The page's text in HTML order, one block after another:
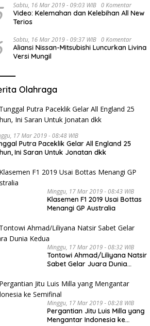
Sabtu, 16 Mar 2019 - 09:03 WIB 0 Komentar
Video: Kelemahan dan Kelebihan All New
Terios
Sabtu, 16 Mar 2019 - 09:37 WIB 0 Komentar
Aliansi Nissan-Mitsubishi Luncurkan Livina
Versi Mungil
Olahraga
17 Mar 2019 - 08:48 WIB
Putra Paceklik Gelar All England 25
Ini Saran Untuk Jonatan dkk
Minggu, 17 Mar 2019 - 08:43 WIB
Klasemen F1 2019 Usai Bottas
Menangi GP Australia
Minggu, 17 Mar 2019 - 08:32 WIB
Tontowi Ahmad/Liliyana Natsir
Sabet Gelar Juara Dunia
Minggu, 17 Mar 2019 - 08:28 WIB
Pergantian Jitu Luis Milla yang
Mengantar Indonesia ke